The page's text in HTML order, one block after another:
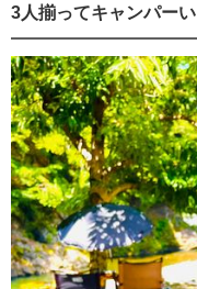
3人揃ってキャンパーい